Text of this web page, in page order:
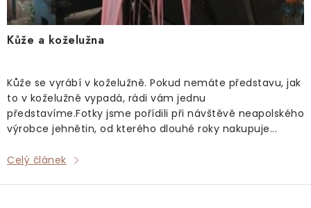
Kůže a koželužna
Kůže se vyrábí v koželužně. Pokud nemáte představu, jak
to v koželužně vypadá, rádi vám jednu
představíme.Fotky jsme pořídili při návštěvě neapolského
výrobce jehnětin, od kterého dlouhé roky nakupuje...
Celý článek